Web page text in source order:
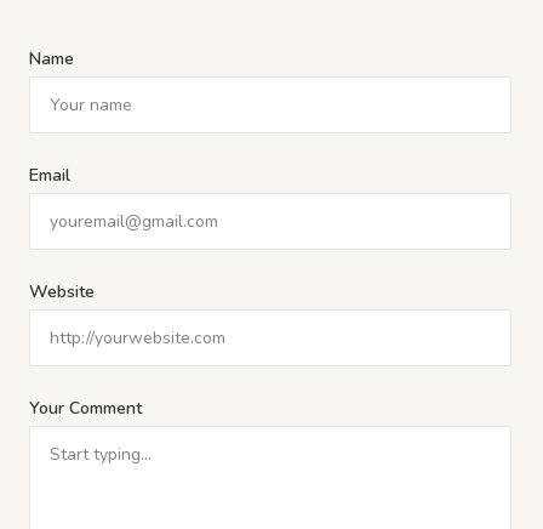
Your Comment
Name
Email
Website